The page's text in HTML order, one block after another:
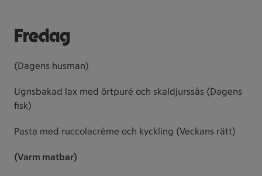
Fredag
(Dagens husman)
Ugnsbakad lax med örtpuré och skaldjurssås (Dagens
fisk)
Pasta med ruccolacrème och kyckling (Veckans rätt)
(Varm matbar)